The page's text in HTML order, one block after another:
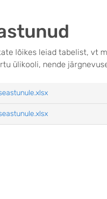
lõikes leiad tabelist, vt
ülikooli, nende